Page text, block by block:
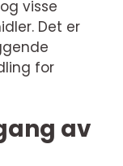
visse
Det er
for
av